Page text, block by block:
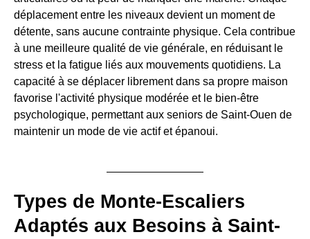
déplacement entre les niveaux devient un moment de
détente, sans aucune contrainte physique. Cela contribue
à une meilleure qualité de vie générale, en réduisant le
stress et la fatigue liés aux mouvements quotidiens. La
capacité à se déplacer librement dans sa propre maison
favorise l'activité physique modérée et le bien-être
psychologique, permettant aux seniors de Saint-Ouen de
maintenir un mode de vie actif et épanoui.
Types de Monte-Escaliers
Adaptés aux Besoins à Saint-